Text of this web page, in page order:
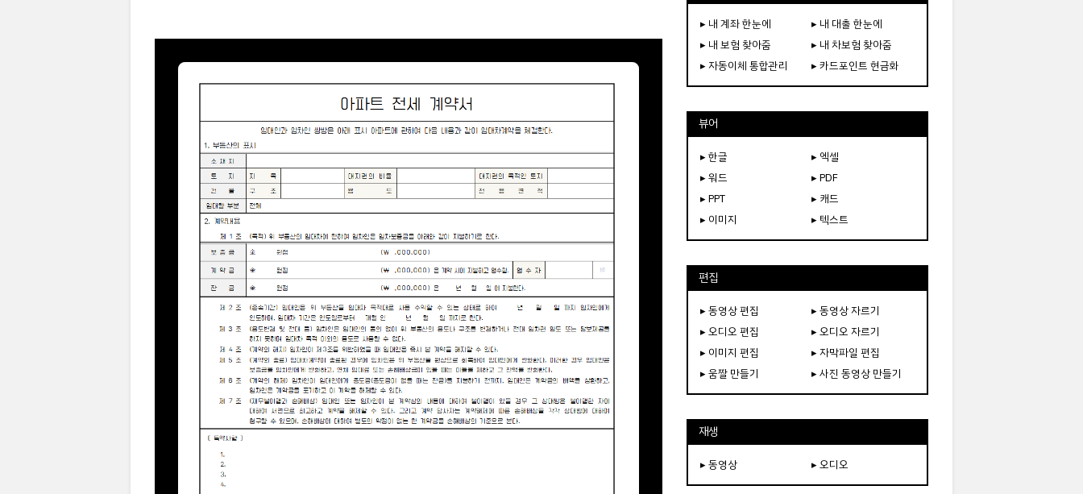
▸ 내 계좌 한눈에
▸ 내 대출 한눈에
▸ 내 보험 찾아줌
▸ 내 차보험 찾아줌
▸ 자동이체 통합관리
▸ 카드포인트 현금화
뷰어
▸ 한글
▸ 엑셀
▸ 워드
▸ PDF
▸ PPT
▸ 캐드
▸ 이미지
▸ 텍스트
편집
▸ 동영상 편집
▸ 동영상 자르기
▸ 오디오 편집
▸ 오디오 자르기
▸ 이미지 편집
▸ 자막파일 편집
▸ 움짤 만들기
▸ 사진 동영상 만들기
재생
▸ 동영상 ▸ 오디오